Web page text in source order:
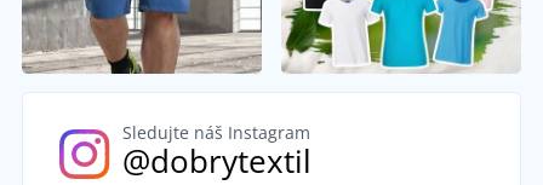
Sledujte náš Instagram
@dobrytextil